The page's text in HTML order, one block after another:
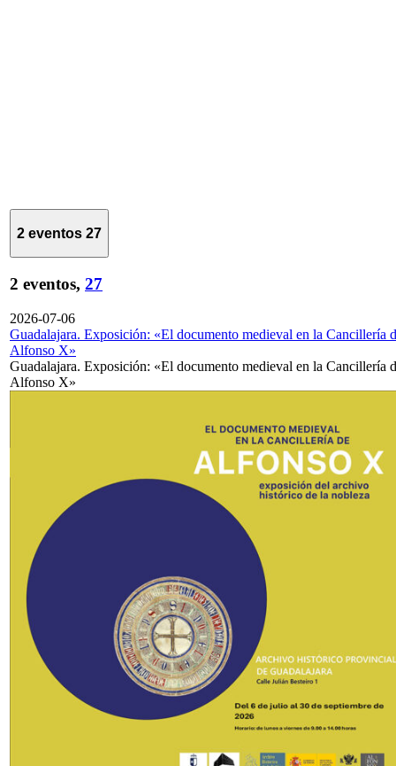
2 eventos 27
2 eventos, 27
2026-07-06
Guadalajara. Exposición: «El documento medieval en la Cancillería
Alfonso X»
Guadalajara. Exposición: «El documento medieval en la Cancillería
Alfonso X»